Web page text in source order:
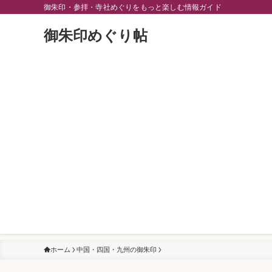
御朱印・参拝・寺社めぐりをもっと楽しむ情報ガイド
御朱印めぐり帖
ホーム 中国・四国・九州の御朱印